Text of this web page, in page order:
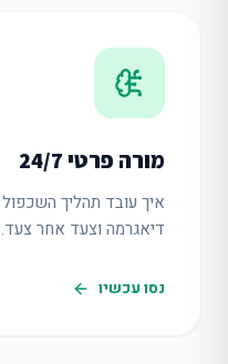
מורה פרטי 24/7
דיאגרמה וצעד אחר צעד.
נסו עכשיו